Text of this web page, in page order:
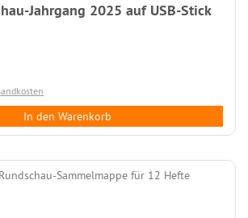
Jahrgang 2025 auf USB-Stick
In den Warenkorb